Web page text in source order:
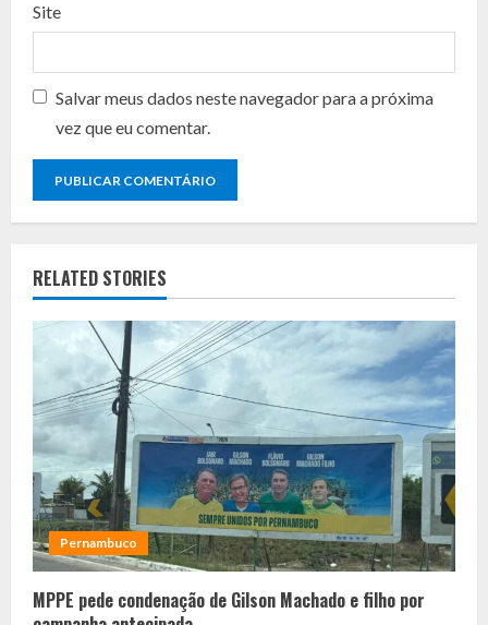
Site
Salvar meus dados neste navegador para a próxima
vez que eu comentar.
RELATED STORIES
Pernambuco
MPPE pede condenação de Gilson Machado e filho por